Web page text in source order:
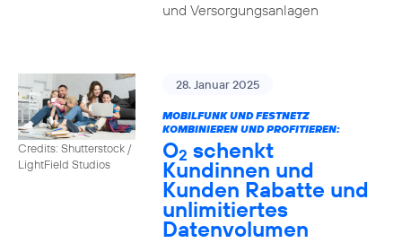
und Versorgungsanlagen
Credits: Shutterstock /
LightField Studios
28. Januar 2025
MOBILFUNK UND FESTNETZ
KOMBINIEREN UND PROFITIEREN:
O2 schenkt
Kundinnen und
Kunden Rabatte und
unlimitiertes
Datenvolumen